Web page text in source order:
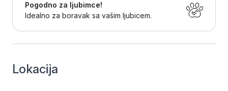
Pogodno za ljubimce!
Idealno za boravak sa vašim ljubicem.
Lokacija